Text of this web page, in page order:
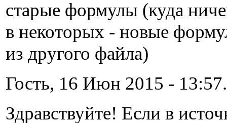
старые формулы (куда
в некоторых - новые
из другого файла)
Гость, 16 Июн 2015 - 13:57.
Здравствуйте! Если в